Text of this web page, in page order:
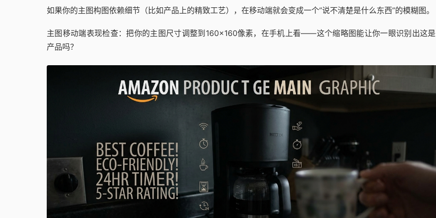
如果你的主图构图依赖细节（比如产品上的精致工艺），在移动端就会变成一个”说不清楚是什么东西”的模糊图。
主图移动端表现检查：把你的主图尺寸调整到160×160像素，在手机上看——这个缩略图能让你一眼识别出这
产品吗？